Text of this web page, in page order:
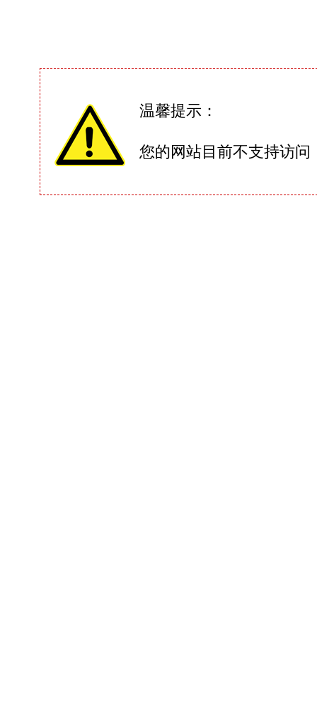
温馨提示：
您的网站目前不支持访